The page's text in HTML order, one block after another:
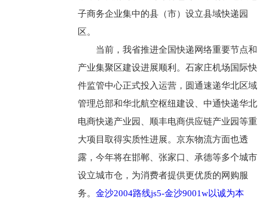
子商务企业集中的县（市）设立县域快递园
区。
当前，我省推进全国快递网络重要节点和
产业集聚区建设进展顺利。石家庄机场国际快
件监管中心正式投入运营，圆通速递华北区域
管理总部和华北航空枢纽建设、中通快递华北
电商快递产业园、顺丰电商供应链产业园等重
大项目取得实质性进展。京东物流方面也透
露，今年将在邯郸、张家口、承德等多个城市
设立城市仓，为消费者提供更优质的网购服
务。 金沙2004路线js5-金沙9001w以诚为本